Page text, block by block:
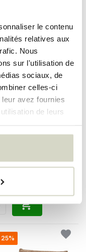
le contenu
relatives aux
Nous
sur l'utilisation de
sociaux, de
celles-ci
avez fournies
de leurs
Fiore
25%